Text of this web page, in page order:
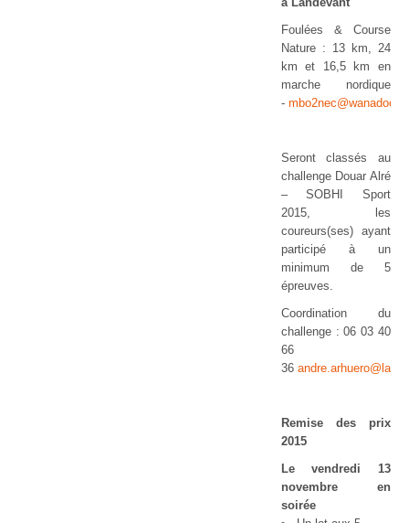
Foulées & Course
Nature : 13 km, 24
km et 16,5 km en
marche nordique
- mbo2nec@wanadoo.fr
Seront classés au
challenge Douar Alré
– SOBHI Sport
2015, les
coureurs(ses) ayant
participé à un
minimum de 5
épreuves.
Coordination du
challenge : 06 03 40
66
36
Remise des prix
2015
Le vendredi 13
novembre en
soirée